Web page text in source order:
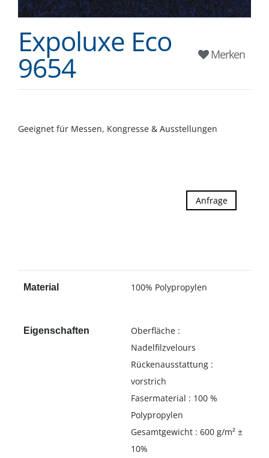
Expoluxe Eco
9654 Merken
Geeignet für Messen, Kongresse & Ausstellungen
Anfrage
Material 100% Polypropylen
Eigenschaften
Oberfläche :
Nadelfilzvelours
Rückenausstattung :
vorstrich
Fasermaterial : 100 %
Polypropylen
Gesamtgewicht : 600 g/m² ±
10%